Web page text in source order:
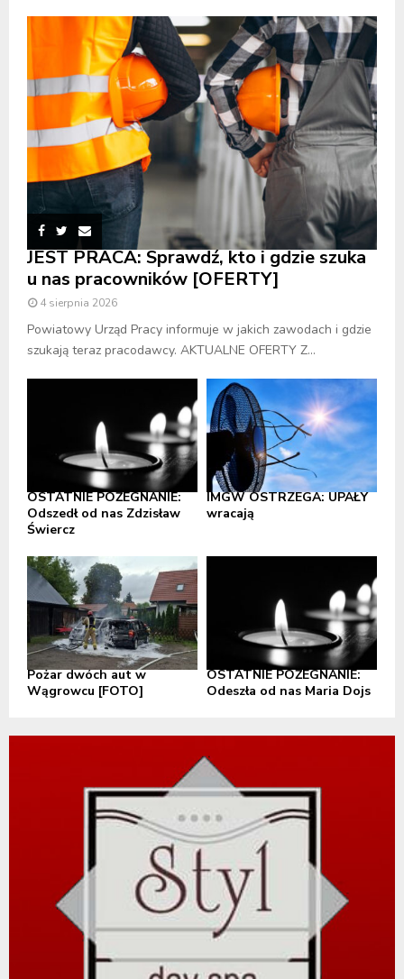
JEST PRACA: Sprawdź, kto i gdzie szuka
u nas pracowników [OFERTY]
4 sierpnia 2026
Powiatowy Urząd Pracy informuje w jakich zawodach i gdzie
szukają teraz pracodawcy. AKTUALNE OFERTY Z...
OSTATNIE POŻEGNANIE:
Odszedł od nas Zdzisław
Świercz
IMGW OSTRZEGA: UPAŁY
wracają
Pożar dwóch aut w
Wągrowcu [FOTO]
OSTATNIE POŻEGNANIE:
Odeszła od nas Maria Dojs